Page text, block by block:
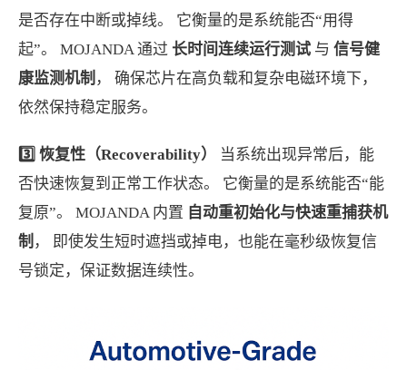
是否存在中断或掉线。 它衡量的是系统能否“用得
起”。 MOJANDA 通过 长时间连续运行测试 与 信号健
康监测机制 ， 确保芯片在高负载和复杂电磁环境下，
依然保持稳定服务。
3️⃣ 恢复性（Recoverability）
当系统出现异常后，能
否快速恢复到正常工作状态。 它衡量的是系统能否“能
复原”。 MOJANDA 内置 自动重初始化与快速重捕获机
制 ， 即使发生短时遮挡或掉电，也能在毫秒级恢复信
号锁定，保证数据连续性。